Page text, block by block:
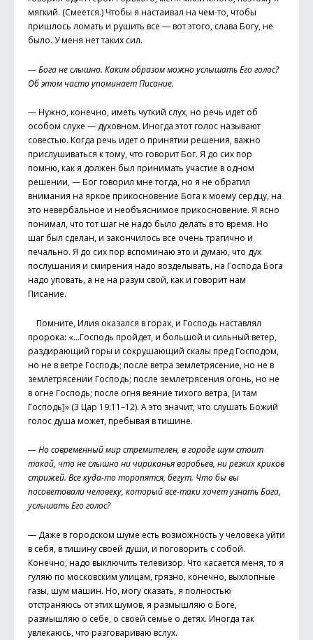
мягкий. (Смеется.) Чтобы я настаивал на чем-то, чтобы
пришлось ломать и рушить все — вот этого, слава Богу, не
было. У меня нет таких сил.
— Бога не слышно. Каким образом можно услышать Его голос?
Об этом часто упоминает Писание.
— Нужно, конечно, иметь чуткий слух, но речь идет об
особом слухе — духовном. Иногда этот голос называют
совестью. Когда речь идет о принятии решения, важно
прислушиваться к тому, что говорит Бог. Я до сих пор
помню, как я должен был принимать участие в одном
решении, — Бог говорил мне тогда, но я не обратил
внимания на яркое прикосновение Бога к моему сердцу, на
это невербальное и необъяснимое прикосновение. Я ясно
понимал, что тот шаг не надо было делать в то время. Но
шаг был сделан, и закончилось все очень трагично и
печально. Я до сих пор вспоминаю это и думаю, что дух
послушания и смирения надо возделывать, на Господа Бога
надо уповать, а не на разум свой, как и говорит нам
Писание.
Помните, Илия оказался в горах, и Господь наставлял
пророка: «…Господь пройдет, и большой и сильный ветер,
раздирающий горы и сокрушающий скалы пред Господом,
но не в ветре Господь; после ветра землетрясение, но не в
землетрясении Господь; после землетрясения огонь, но не
в огне Господь; после огня веяние тихого ветра, [и там
Господь]» (3 Цар 19:11–12). А это значит, что слушать Божий
голос душа может, пребывая в тишине.
— Но современный мир стремителен, в городе шум стоит
такой, что не слышно ни чириканья воробьев, ни резких криков
стрижей. Все куда-то торопятся, бегут. Что бы вы
посоветовали человеку, который все-таки хочет узнать Бога,
услышать Его голос?
— Даже в городском шуме есть возможность у человека уйти
в себя, в тишину своей души, и поговорить с собой.
Конечно, надо выключить телевизор. Что касается меня, то я
гуляю по московским улицам, грязно, конечно, выхлопные
газы, шум машин. Но, могу сказать, я полностью
отстраняюсь от этих шумов, я размышляю о Боге,
размышляю о себе, о своей семье о детях. Иногда так
увлекаюсь, что разговариваю вслух.